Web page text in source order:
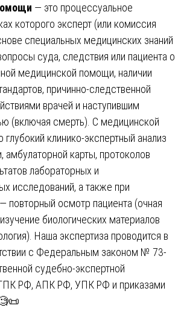
— это процессуальное
которого эксперт (или комиссия
специальных медицинских знаний
суда, следствия или пациента о
медицинской помощи, наличии
причинно-следственной
врачей и наступившим
(включая смерть). С медицинской
глубокий клинико-экспертный анализ
амбулаторной карты, протоколов
лабораторных и
исследований, а также при
повторный осмотр пациента (очная
биологических материалов
Наша экспертиза проводится в
с Федеральным законом № 73-
судебно-экспертной
ГПК РФ, АПК РФ, УПК РФ и приказами